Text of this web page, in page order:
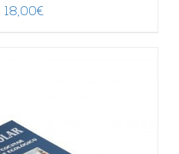
18,00€